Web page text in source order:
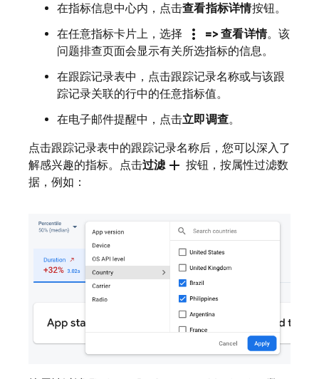
在指标信息中心内，点击查看指标详情按钮。
在任意指标卡片上，选择
more_vert => 查看详情。该
问题排查页面会显示有关所选指标的信息。
在跟踪记录表中，点击跟踪记录名称或与该跟
踪记录关联的行中的任意指标值。
在电子邮件提醒中，点击立即调查。
点击跟踪记录表中的跟踪记录名称后，您可以深入了
解感兴趣的指标。点击过滤add 按钮，按属性过滤数
据，例如：